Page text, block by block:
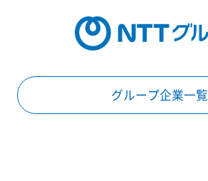
グループ企業一覧